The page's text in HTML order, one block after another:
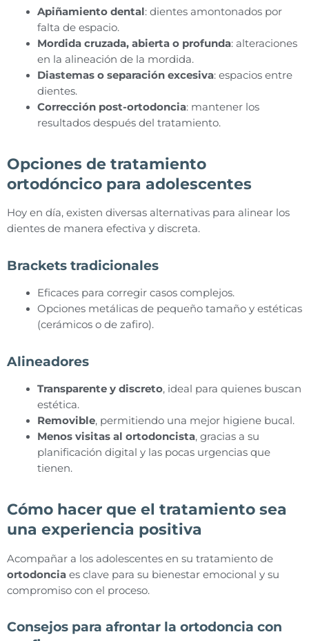
Apiñamiento dental: dientes amontonados por
falta de espacio.
Mordida cruzada, abierta o profunda: alteraciones
en la alineación de la mordida.
Diastemas o separación excesiva: espacios entre
dientes.
Corrección post-ortodoncia: mantener los
resultados después del tratamiento.
Opciones de tratamiento
ortodóncico para adolescentes
Hoy en día, existen diversas alternativas para alinear los
dientes de manera efectiva y discreta.
Brackets tradicionales
Eficaces para corregir casos complejos.
Opciones metálicas de pequeño tamaño y estéticas
(cerámicos o de zafiro).
Alineadores
Transparente y discreto, ideal para quienes buscan
estética.
Removible, permitiendo una mejor higiene bucal.
Menos visitas al ortodoncista, gracias a su
planificación digital y las pocas urgencias que
tienen.
Cómo hacer que el tratamiento sea
una experiencia positiva
Acompañar a los adolescentes en su tratamiento de
ortodoncia es clave para su bienestar emocional y su
compromiso con el proceso.
Consejos para afrontar la ortodoncia con